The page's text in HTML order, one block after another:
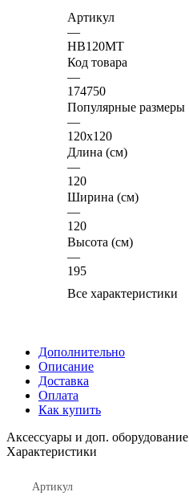
Артикул
—
HB120MT
Код товара
—
174750
Популярные размеры
—
120x120
Длина (см)
—
120
Ширина (см)
—
120
Высота (см)
—
195
Все характеристики
Дополнительно
Описание
Доставка
Оплата
Как купить
Аксессуары и доп. оборудование
Характеристики
Артикул